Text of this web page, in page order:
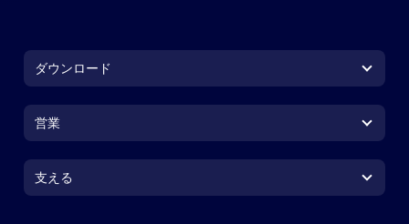
ダウンロード
Zoom Rooms アプリZoom Rooms アプリ
Zoom Rooms コントローラ
営業
営業担当にお問い合わせ
支える
支える